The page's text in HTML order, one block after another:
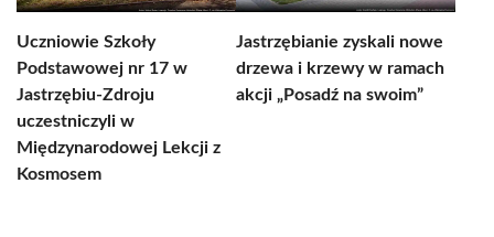
Uczniowie Szkoły
Podstawowej nr 17 w
Jastrzębiu-Zdroju
uczestniczyli w
Międzynarodowej Lekcji z
Kosmosem
Jastrzębianie zyskali nowe
drzewa i krzewy w ramach
akcji „Posadź na swoim”